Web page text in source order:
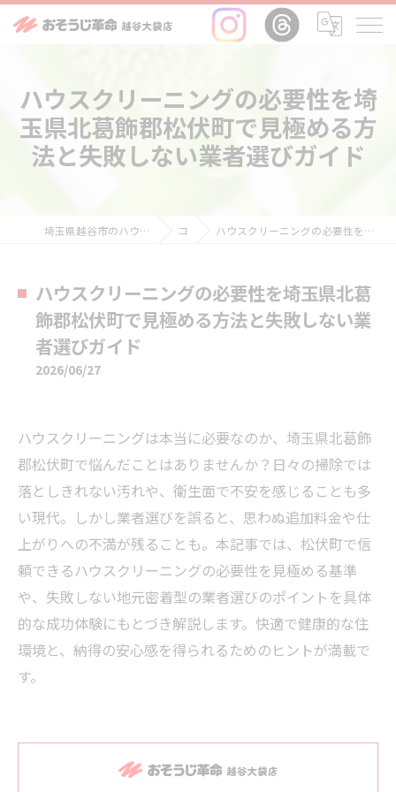
ハウスクリーニングの必要性を埼
玉県北葛飾郡松伏町で見極める方
法と失敗しない業者選びガイド
埼玉県越谷市のハウスクリーニングならおそうじ革命越谷大袋店 コラム ハウスクリーニングの必要性を埼玉県北葛飾郡松伏町で見極める方法と失敗しない業者選びガイド
ハウスクリーニングの必要性を埼玉県北葛
飾郡松伏町で見極める方法と失敗しない業
者選びガイド
2026/06/27
ハウスクリーニングは本当に必要なのか、埼玉県北葛飾
郡松伏町で悩んだことはありませんか？日々の掃除では
落としきれない汚れや、衛生面で不安を感じることも多
い現代。しかし業者選びを誤ると、思わぬ追加料金や仕
上がりへの不満が残ることも。本記事では、松伏町で信
頼できるハウスクリーニングの必要性を見極める基準
や、失敗しない地元密着型の業者選びのポイントを具体
的な成功体験にもとづき解説します。快適で健康的な住
環境と、納得の安心感を得られるためのヒントが満載で
す。